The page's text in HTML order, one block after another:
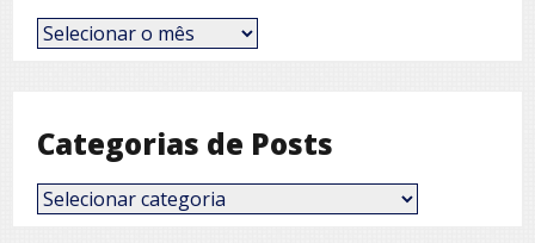
Posts
por
Categorias de Posts
Categorias
de